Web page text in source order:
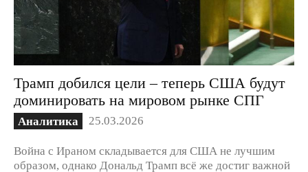
Трамп добился цели – теперь США будут
доминировать на мировом рынке СПГ
Аналитика 25.03.2026
Война с Ираном складывается для США не лучшим
образом, однако Дональд Трамп всё же достиг важной